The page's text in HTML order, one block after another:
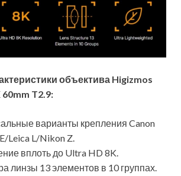
объектива Higizmos
T2.9:
варианты крепления Canon
Leica L/Nikon Z.
вплоть до Ultra HD 8K.
линзы 13 элементов в 10 группах.